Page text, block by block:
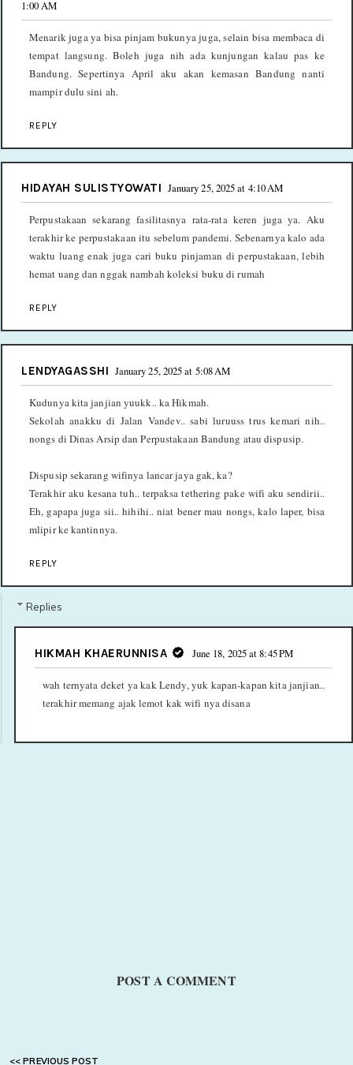
1:00 AM
Menarik juga ya bisa pinjam bukunya juga, selain bisa membaca di
tempat langsung. Boleh juga nih ada kunjungan kalau pas ke
Bandung. Sepertinya April aku akan kemasan Bandung nanti
mampir dulu sini ah.
REPLY
HIDAYAH SULISTYOWATI January 25, 2025 at 4:10 AM
Perpustakaan sekarang fasilitasnya rata-rata keren juga ya. Aku
terakhir ke perpustakaan itu sebelum pandemi. Sebenarnya kalo ada
waktu luang enak juga cari buku pinjaman di perpustakaan, lebih
hemat uang dan nggak nambah koleksi buku di rumah
REPLY
LENDYAGASSHI January 25, 2025 at 5:08 AM
Kudunya kita janjian yuukk.. ka Hikmah.
Sekolah anakku di Jalan Vandev.. sabi luruuss trus kemari nih..
nongs di Dinas Arsip dan Perpustakaan Bandung atau dispusip.
Dispusip sekarang wifinya lancar jaya gak, ka?
Terakhir aku kesana tuh.. terpaksa tethering pake wifi aku sendirii..
Eh, gapapa juga sii.. hihihi.. niat bener mau nongs, kalo laper, bisa
mlipir ke kantinnya.
REPLY
Replies
HIKMAH KHAERUNNISA June 18, 2025 at 8:45 PM
wah ternyata deket ya kak Lendy, yuk kapan-kapan kita janjian..
terakhir memang ajak lemot kak wifi nya disana
POST A COMMENT